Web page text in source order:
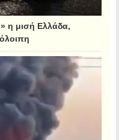
η μισή Ελλάδα,